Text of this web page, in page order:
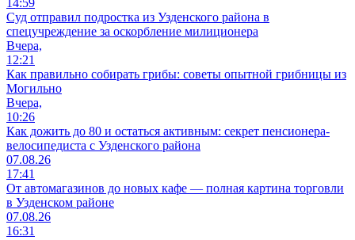
14:59
Суд отправил подростка из Узденского района в
спецучреждение за оскорбление милиционера
Вчера,
12:21
Как правильно собирать грибы: советы опытной грибницы из
Могильно
Вчера,
10:26
Как дожить до 80 и остаться активным: секрет пенсионера-
велосипедиста с Узденского района
07.08.26
17:41
От автомагазинов до новых кафе — полная картина торговли
в Узденском районе
07.08.26
16:31